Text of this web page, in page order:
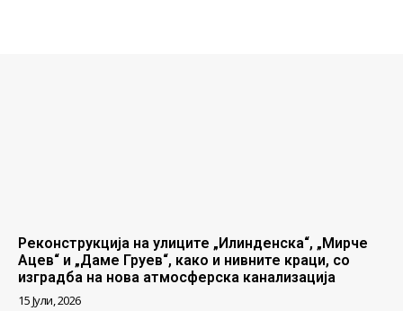
Реконструкција на улиците „Илинденска“, „Мирче
Ацев“ и „Даме Груев“, како и нивните краци, со
изградба на нова атмосферска канализација
15 Јули, 2026